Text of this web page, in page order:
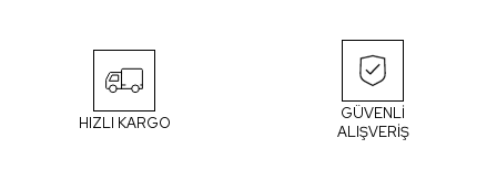
HIZLI KARGO
GÜVENLİ
ALIŞVERİŞ